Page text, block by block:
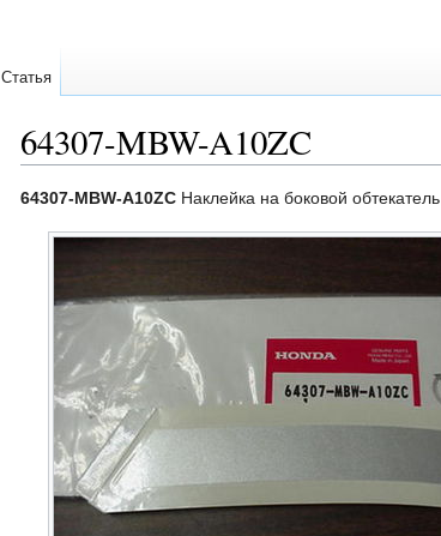
64307-MBW-A10ZC
Перейти
Перейти
64307-MBW-A10ZC Наклейка на боковой обтекатель
Статья